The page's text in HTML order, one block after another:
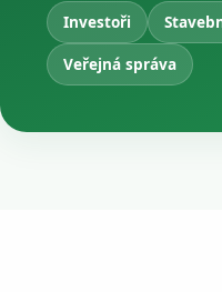
Investoři
Veřejná správa